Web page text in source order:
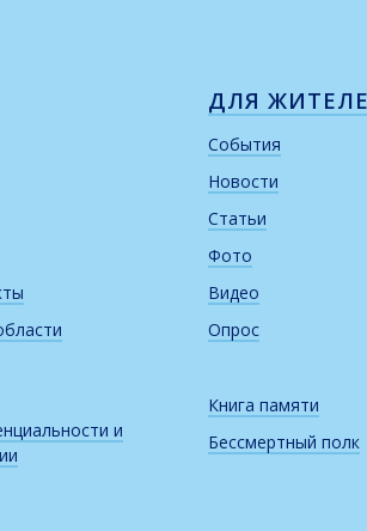
и
ДЛЯ
События
Новости
Статьи
Фото
Видео
Опрос
Книга памяти
Бессмертный полк